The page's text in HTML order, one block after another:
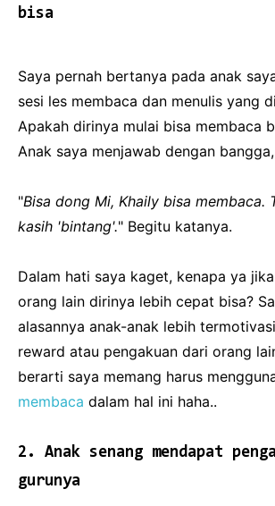
bisa
Saya pernah bertanya pada anak
sesi les membaca dan menulis yang
Apakah dirinya mulai bisa membaca
Anak saya menjawab dengan bangga,
"Bisa dong Mi, Khaily bisa membaca.
kasih 'bintang'." Begitu katanya.
Dalam hati saya kaget, kenapa ya
orang lain dirinya lebih cepat bisa?
alasannya anak-anak lebih
reward atau pengakuan dari orang
berarti saya memang harus
membaca dalam hal ini haha..
2. Anak senang mendapat
gurunya